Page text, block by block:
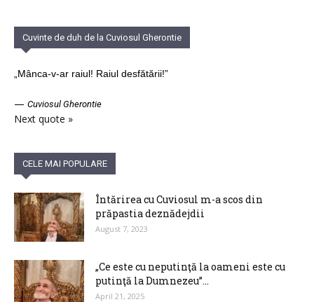
Cuvinte de duh de la Cuviosul Gherontie
„Mânca-v-ar raiul! Raiul desfătării!”
— Cuviosul Gherontie
Next quote »
CELE MAI POPULARE
Întărirea cu Cuviosul m-a scos din
prăpastia deznădejdii
August 7, 2023
„Ce este cu neputinţă la oameni este cu
putinţă la Dumnezeu”...
April 21, 2025